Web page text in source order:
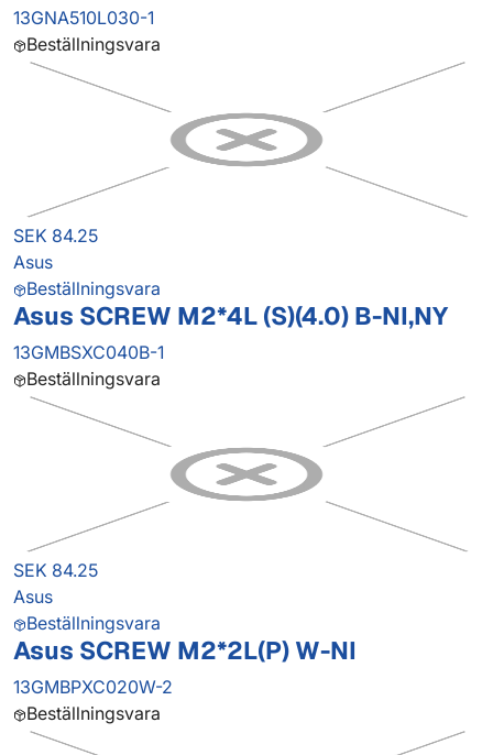
13GNA510L030-1
Beställningsvara
SEK 84.25
Asus
Beställningsvara
Asus SCREW M2*4L (S)(4.0) B-NI,NY
13GMBSXC040B-1
Beställningsvara
SEK 84.25
Asus
Beställningsvara
Asus SCREW M2*2L(P) W-NI
13GMBPXC020W-2
Beställningsvara